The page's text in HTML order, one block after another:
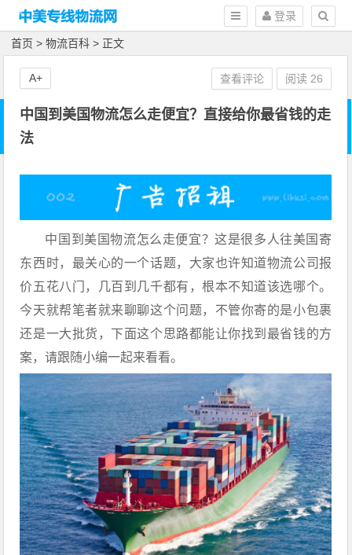
登录
首页 >物流百科 > 正文
中国到美国物流怎么走便宜？直接给你最省钱的走
法
中国到美国物流怎么走便宜？这是很多人往美国寄
东西时，最关心的一个话题，大家也许知道物流公司报
价五花八门，几百到几千都有，根本不知道该选哪个。
今天就帮笔者就来聊聊这个问题，不管你寄的是小包裹
还是一大批货，下面这个思路都能让你找到最省钱的方
案，请跟随小编一起来看看。
查看评论 阅读 26
A+